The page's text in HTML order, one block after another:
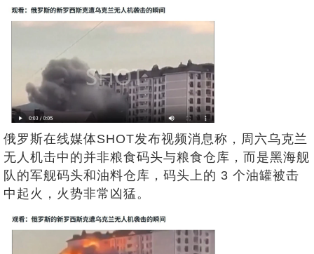
俄罗斯在线媒体SHOT发布视频消息称，周六乌克兰
无人机击中的并非粮食码头与粮食仓库，而是黑海舰
队的军舰码头和油料仓库，码头上的 3 个油罐被击
中起火，火势非常凶猛。